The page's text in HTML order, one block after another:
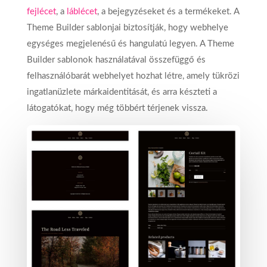
fejlécet, a láblécet, a bejegyzéseket és a termékeket. A
Theme Builder sablonjai biztosítják, hogy webhelye
egységes megjelenésű és hangulatú legyen. A Theme
Builder sablonok használatával összefüggő és
felhasználóbarát webhelyet hozhat létre, amely tükrözi
ingatlanüzlete márkaidentitását, és arra készteti a
látogatókat, hogy még többért térjenek vissza.